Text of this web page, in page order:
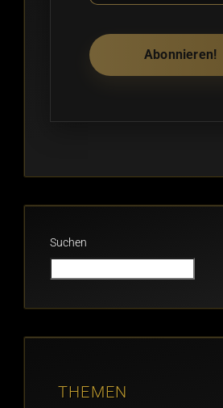
Suchen
THEMEN